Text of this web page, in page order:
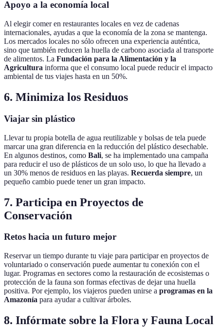
Apoyo a la economía local
Al elegir comer en restaurantes locales en vez de cadenas
internacionales, ayudas a que la economía de la zona se mantenga.
Los mercados locales no sólo ofrecen una experiencia auténtica,
sino que también reducen la huella de carbono asociada al transporte
de alimentos. La Fundación para la Alimentación y la
Agricultura informa que el consumo local puede reducir el impacto
ambiental de tus viajes hasta en un 50%.
6. Minimiza los Residuos
Viajar sin plástico
Llevar tu propia botella de agua reutilizable y bolsas de tela puede
marcar una gran diferencia en la reducción del plástico desechable.
En algunos destinos, como Bali, se ha implementado una campaña
para reducir el uso de plásticos de un solo uso, lo que ha llevado a
un 30% menos de residuos en las playas. Recuerda siempre, un
pequeño cambio puede tener un gran impacto.
7. Participa en Proyectos de
Conservación
Retos hacia un futuro mejor
Reservar un tiempo durante tu viaje para participar en proyectos de
voluntariado o conservación puede aumentar tu conexión con el
lugar. Programas en sectores como la restauración de ecosistemas o
protección de la fauna son formas efectivas de dejar una huella
positiva. Por ejemplo, los viajeros pueden unirse a programas en la
Amazonía para ayudar a cultivar árboles.
8. Infórmate sobre la Flora y Fauna Local